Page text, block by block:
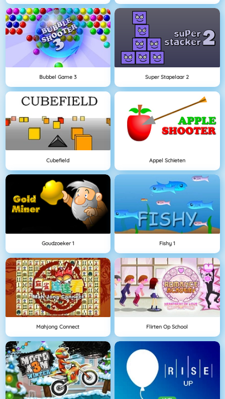
Bubbel Game 3 Super Stapelaar 2
Cubefield Appel Schieten
Goudzoeker 1 Fishy 1
Mahjong Connect Flirten Op School